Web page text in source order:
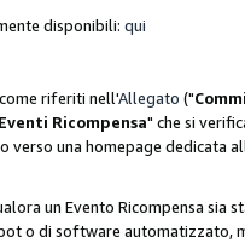
disponibili: qui
riferiti nell'Allegato ("
Eventi Ricompensa" che si
una homepage dedicata
un Evento Ricompensa
o di software automatizzato,